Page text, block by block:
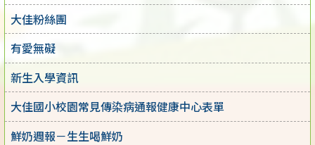
大佳粉絲團
有愛無礙
新生入學資訊
大佳國小校園常見傳染病通報健康中心表單
鮮奶週報－生生喝鮮奶